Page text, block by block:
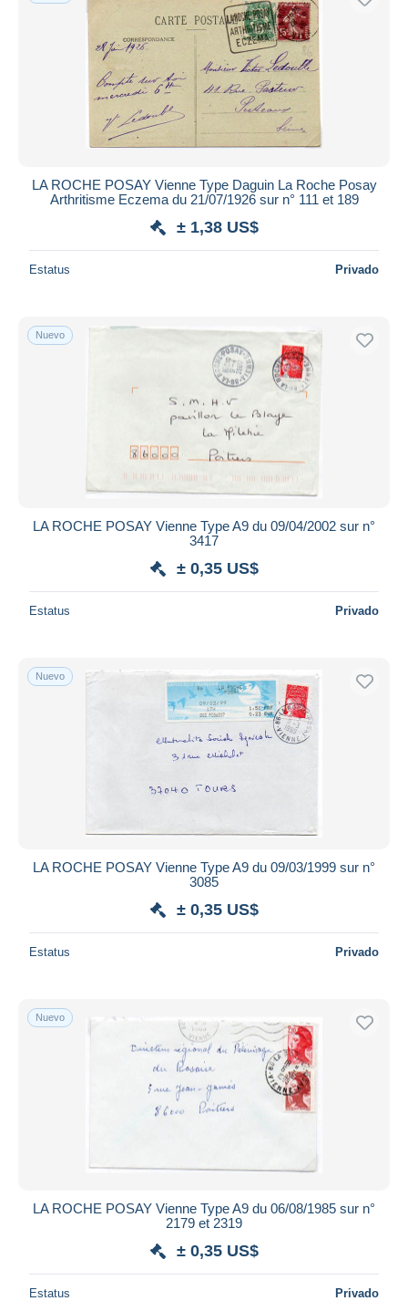
LA ROCHE POSAY Vienne Type Daguin La Roche Posay
Arthritisme Eczema du 21/07/1926 sur n° 111 et 189
± 1,38 US$
Estatus Privado
Nuevo
LA ROCHE POSAY Vienne Type A9 du 09/04/2002 sur n°
3417
± 0,35 US$
Estatus Privado
Nuevo
LA ROCHE POSAY Vienne Type A9 du 09/03/1999 sur n°
3085
± 0,35 US$
Estatus Privado
Nuevo
LA ROCHE POSAY Vienne Type A9 du 06/08/1985 sur n°
2179 et 2319
± 0,35 US$
Estatus Privado